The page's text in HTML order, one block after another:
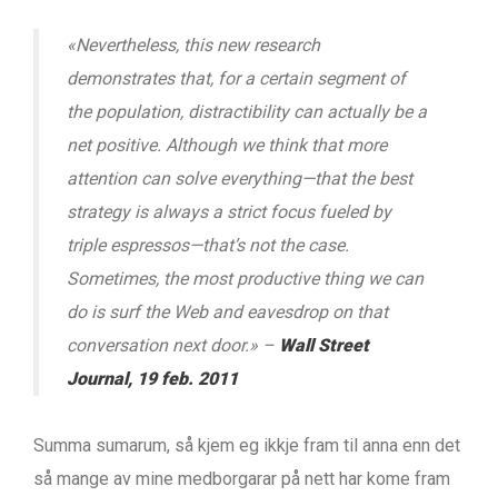
«Nevertheless, this new research
demonstrates that, for a certain segment of
the population, distractibility can actually be a
net positive. Although we think that more
attention can solve everything—that the best
strategy is always a strict focus fueled by
triple espressos—that’s not the case.
Sometimes, the most productive thing we can
do is surf the Web and eavesdrop on that
conversation next door.» – Wall Street
Journal, 19 feb. 2011
Summa sumarum, så kjem eg ikkje fram til anna enn det
så mange av mine medborgarar på nett har kome fram